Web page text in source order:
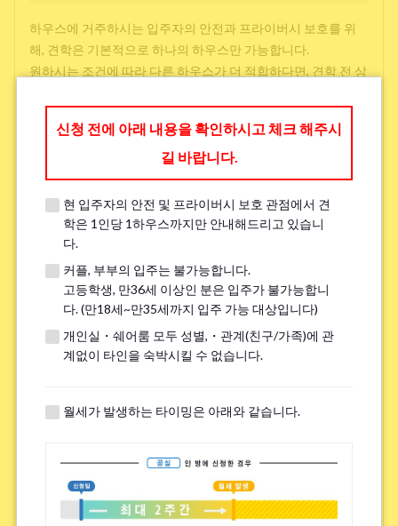
하우스에 거주하시는 입주자의 안전과 프라이버시 보호를 위
해, 견학은 기본적으로 하나의 하우스만 가능합니다.
원하시는 조건에 따라 다른 하우스가 더 적합하다면, 견학 전 상
학교와 직장과의 접근성
저렴한 임대료
주변 환경
언어 교류
쉐어하우스 내 높은 교류 빈도
그 외
신청 전에 아래 내용을 확인하시고 체크 해주시
길 바랍니다.
현 입주자의 안전 및 프라이버시 보호 관점에서 견
학은 1인당 1하우스까지만 안내해드리고 있습니
다.
커플, 부부의 입주는 불가능합니다.
고등학생, 만36세 이상인 분은 입주가 불가능합니
다. (만18세~만35세까지 입주 가능 대상입니다)
개인실・쉐어룸 모두 성별,・관계(친구/가족)에 관
계없이 타인을 숙박시킬 수 없습니다.
월세가 발생하는 타이밍은 아래와 같습니다.